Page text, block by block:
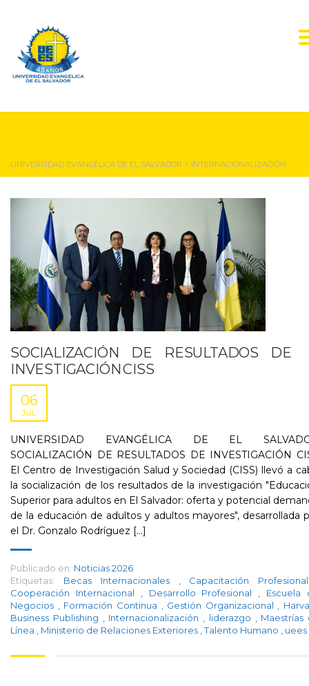
UNIVERSIDAD EVANGÉLICA DE EL SALVADOR > INTERNACIONALIZACIÓN
SOCIALIZACIÓN DE RESULTADOS DE
INVESTIGACIÓN CISS
06
JUL
UNIVERSIDAD EVANGÉLICA DE EL
SOCIALIZACIÓN DE RESULTADOS DE INVESTIGACIÓN
El Centro de Investigación Salud y Sociedad (CISS) llevó a
la socialización de los resultados de la investigación
Superior para adultos en El Salvador: oferta y potencial
de la educación de adultos y adultos mayores", desarrollada
el Dr. Gonzalo Rodríguez [...]
Publicado en: Noticias 2026
Etiquetas:
Becas Internacionales
Capacitación
Cooperación Internacional
Desarrollo Profesional
Escuela
Negocios
Formación Continua Gestión Organizacional
Business Publishing
Internacionalización liderazgo
Maestrías
Línea
Ministerio de Relaciones Exteriores Talento Humano uees